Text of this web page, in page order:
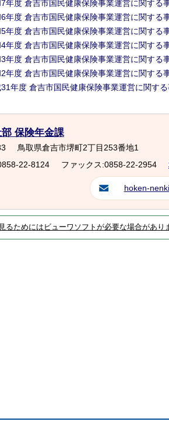
年度 倉吉市国民健康保険事業運営に関す
年度 倉吉市国民健康保険事業運営に関する
年度 倉吉市国民健康保険事業運営に関する
年度 倉吉市国民健康保険事業運営に関する
年度 倉吉市国民健康保険事業運営に関する
年度 倉吉市国民健康保険事業運営に関する
年度 倉吉市国民健康保険事業運営に関す
保険年金課
鳥取県倉吉市堺町2丁目253番地1
22-8124
ファックス:0858-22-2954
hoken-
るためにはビューワソフトが必要な場合があり